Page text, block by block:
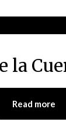
la
Read more